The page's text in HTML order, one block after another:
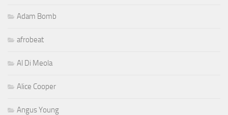
Adam Bomb
afrobeat
Al Di Meola
Alice Cooper
Angus Young